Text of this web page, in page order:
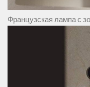
Французская лампа с